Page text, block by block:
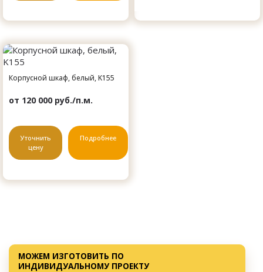
Корпусной шкаф, белый, K155
от 120 000 руб./п.м.
Уточнить
цену
Подробнее
МОЖЕМ ИЗГОТОВИТЬ ПО
ИНДИВИДУАЛЬНОМУ ПРОЕКТУ